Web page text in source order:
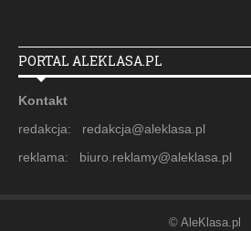
PORTAL ALEKLASA.PL
Kontakt
redakcja: redakcja@aleklasa.pl
reklama: biuro.reklamy@aleklasa.pl
© AleKlasa.pl